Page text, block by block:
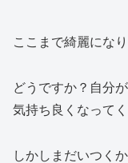
ここまで綺麗にな
どうですか？自分
気持ち良くなって
しかしまだいつく